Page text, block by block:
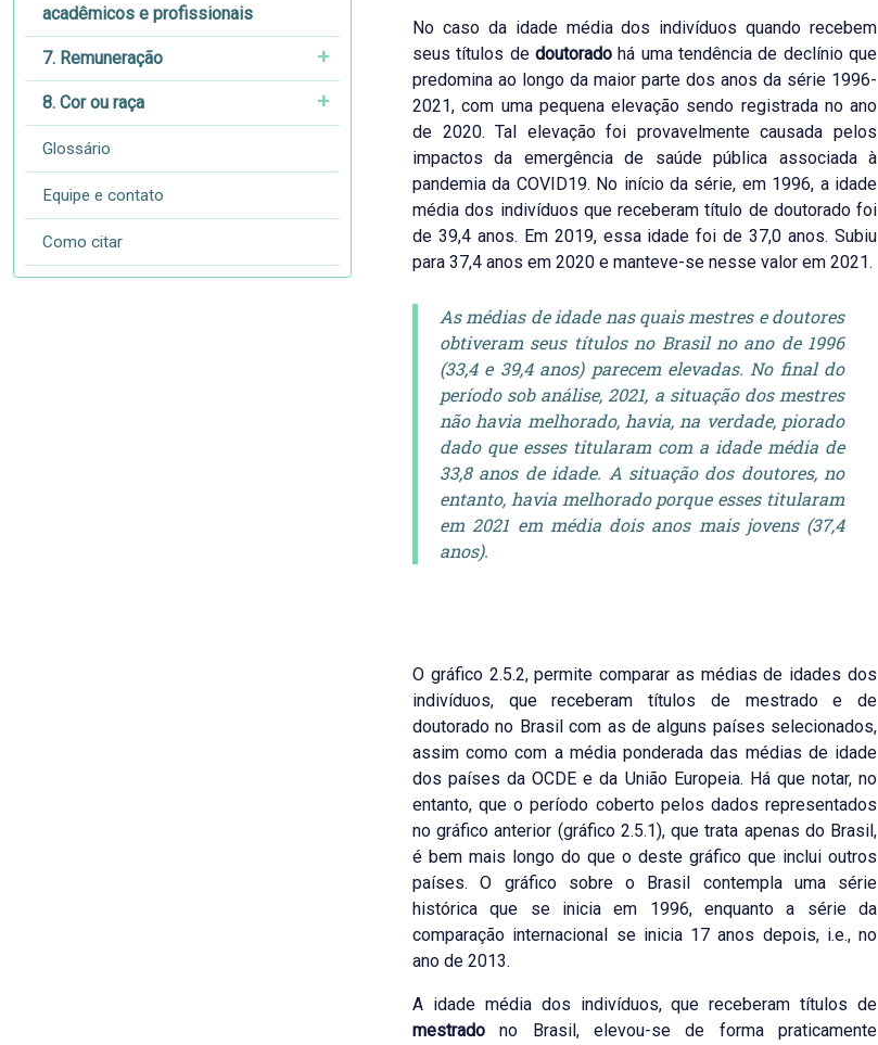
acadêmicos e profissionais
7. Remuneração
8. Cor ou raça
Glossário
Equipe e contato
Como citar
No caso da idade média dos indivíduos quando recebem
seus títulos de doutorado há uma tendência de declínio que
predomina ao longo da maior parte dos anos da série 1996-
2021, com uma pequena elevação sendo registrada no ano
de 2020. Tal elevação foi provavelmente causada pelos
impactos da emergência de saúde pública associada à
pandemia da COVID19. No início da série, em 1996, a idade
média dos indivíduos que receberam título de doutorado foi
de 39,4 anos. Em 2019, essa idade foi de 37,0 anos. Subiu
para 37,4 anos em 2020 e manteve-se nesse valor em 2021.
As médias de idade nas quais mestres e doutores
obtiveram seus títulos no Brasil no ano de 1996
(33,4 e 39,4 anos) parecem elevadas. No final do
período sob análise, 2021, a situação dos mestres
não havia melhorado, havia, na verdade, piorado
dado que esses titularam com a idade média de
33,8 anos de idade. A situação dos doutores, no
entanto, havia melhorado porque esses titularam
em 2021 em média dois anos mais jovens (37,4
anos).
O gráfico 2.5.2, permite comparar as médias de idades dos
indivíduos, que receberam títulos de mestrado e de
doutorado no Brasil com as de alguns países selecionados,
assim como com a média ponderada das médias de idade
dos países da OCDE e da União Europeia. Há que notar, no
entanto, que o período coberto pelos dados representados
no gráfico anterior (gráfico 2.5.1), que trata apenas do Brasil,
é bem mais longo do que o deste gráfico que inclui outros
países. O gráfico sobre o Brasil contempla uma série
histórica que se inicia em 1996, enquanto a série da
comparação internacional se inicia 17 anos depois, i.e., no
ano de 2013.
A idade média dos indivíduos, que receberam títulos de
mestrado no Brasil, elevou-se de forma praticamente